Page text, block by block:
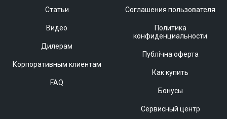
Статьи
Видео
Дилерам
Корпоративным клиентам
FAQ
Соглашения пользователя
Политика
конфиденциальности
Публічна оферта
Как купить
Бонусы
Сервисный центр